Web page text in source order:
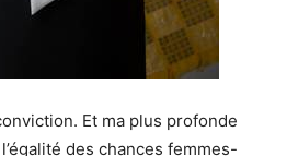
Et ma plus profonde
des chances femmes-